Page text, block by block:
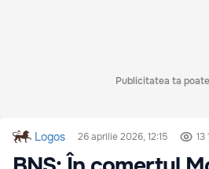
Publicitatea ta
Logos 26 aprilie 2026, 12:15 13